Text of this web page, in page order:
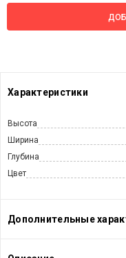
Характеристики
Высота
Ширина
Глубина
Цвет
Дополнительные